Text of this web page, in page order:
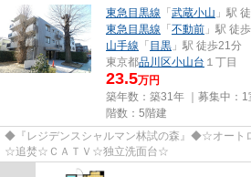
東急目黒線 「 武蔵小山 」駅
東急目黒線 「 不動前 」駅 徒
山手線 「 目黒 」駅 徒歩21分
東京都品川区小山台 １丁目
23.5万円
築年数：築31年 ｜募集中： 1
階数：5階建
◆『レジデンスシャルマン林試の森』◆☆オート
☆追焚☆ＣＡＴＶ☆独立洗面台☆